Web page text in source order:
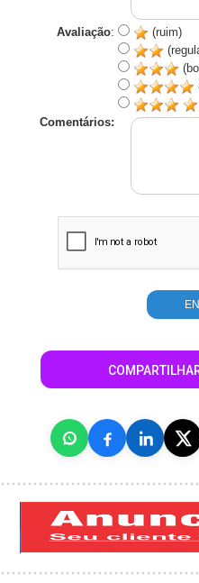
Avaliação:
(ruim)
Comentários: